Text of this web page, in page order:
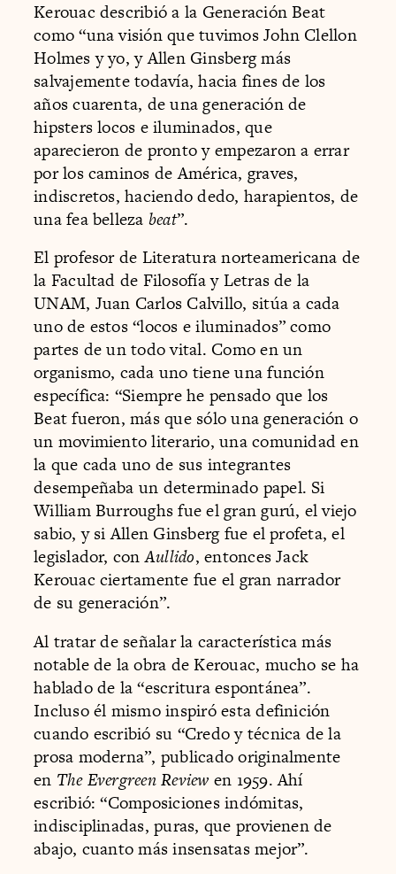
Kerouac describió a la Generación Beat
como “una visión que tuvimos John Clellon
Holmes y yo, y Allen Ginsberg más
salvajemente todavía, hacia fines de los
años cuarenta, de una generación de
hipsters locos e iluminados, que
aparecieron de pronto y empezaron a errar
por los caminos de América, graves,
indiscretos, haciendo dedo, harapientos, de
una fea belleza beat”.
El profesor de Literatura norteamericana de
la Facultad de Filosofía y Letras de la
UNAM, Juan Carlos Calvillo, sitúa a cada
uno de estos “locos e iluminados” como
partes de un todo vital. Como en un
organismo, cada uno tiene una función
específica: “Siempre he pensado que los
Beat fueron, más que sólo una generación o
un movimiento literario, una comunidad en
la que cada uno de sus integrantes
desempeñaba un determinado papel. Si
William Burroughs fue el gran gurú, el viejo
sabio, y si Allen Ginsberg fue el profeta, el
legislador, conAullido, entonces Jack
Kerouac ciertamente fue el gran narrador
de su generación”.
Al tratar de señalar la característica más
notable de la obra de Kerouac, mucho se ha
hablado de la “escritura espontánea”.
Incluso él mismo inspiró esta definición
cuando escribió su “Credo y técnica de la
prosa moderna”, publicado originalmente
en The Evergreen Review en 1959. Ahí
escribió: “Composiciones indómitas,
indisciplinadas, puras, que provienen de
abajo, cuanto más insensatas mejor”.